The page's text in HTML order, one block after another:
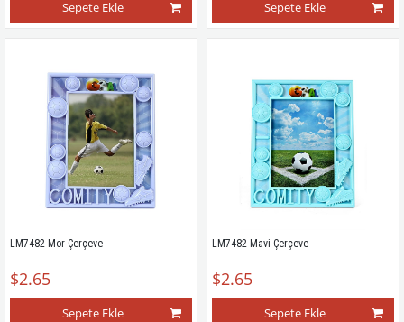
Sepete Ekle Sepete Ekle
LM7482 Mor Çerçeve
$2.65
Sepete Ekle
LM7482 Mavi Çerçeve
$2.65
Sepete Ekle